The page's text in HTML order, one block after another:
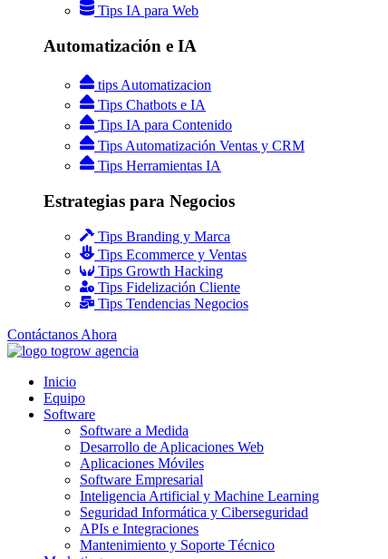
Tips IA para Web
Automatización e IA
tips Automatizacion
Tips Chatbots e IA
Tips IA para Contenido
Tips Automatización Ventas y CRM
Tips Herramientas IA
Estrategias para Negocios
Tips Branding y Marca
Tips Ecommerce y Ventas
Tips Growth Hacking
Tips Fidelización Cliente
Tips Tendencias Negocios
Contáctanos Ahora
Inicio
Equipo
Software
Software a Medida
Desarrollo de Aplicaciones Web
Aplicaciones Móviles
Software Empresarial
Inteligencia Artificial y Machine Learning
Seguridad Informática y Ciberseguridad
APIs e Integraciones
Mantenimiento y Soporte Técnico